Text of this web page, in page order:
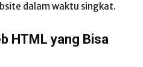
dalam waktu singkat.
HTML yang Bisa